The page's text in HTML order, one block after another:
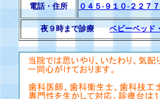
電話・住所 ０４５-９１０-２２７７
夜９時まで診療ベビーベッド